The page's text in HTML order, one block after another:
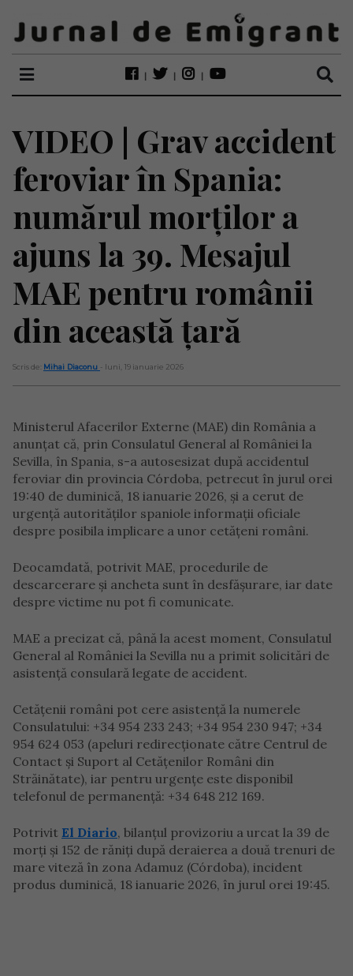
VIDEO | Grav accident
feroviar în Spania:
numărul morților a
ajuns la 39. Mesajul
MAE pentru românii
din această țară
Scris de: Mihai Diaconu - luni, 19 ianuarie 2026
Ministerul Afacerilor Externe (MAE) din România a
anunțat că, prin Consulatul General al României la
Sevilla, în Spania, s-a autosesizat după accidentul
feroviar din provincia Córdoba, petrecut în jurul orei
19:40 de duminică, 18 ianuarie 2026, și a cerut de
urgență autorităților spaniole informații oficiale
despre posibila implicare a unor cetățeni români.
Deocamdată, potrivit MAE, procedurile de
descarcerare și ancheta sunt în desfășurare, iar date
despre victime nu pot fi comunicate.
MAE a precizat că, până la acest moment, Consulatul
General al României la Sevilla nu a primit solicitări de
asistență consulară legate de accident.
Cetățenii români pot cere asistență la numerele
Consulatului: +34 954 233 243; +34 954 230 947; +34
954 624 053 (apeluri redirecționate către Centrul de
Contact și Suport al Cetățenilor Români din
Străinătate), iar pentru urgențe este disponibil
telefonul de permanență: +34 648 212 169.
Potrivit El Diario, bilanțul provizoriu a urcat la 39 de
morți și 152 de răniți după deraierea a două trenuri de
mare viteză în zona Adamuz (Córdoba), incident
produs duminică, 18 ianuarie 2026, în jurul orei 19:45.